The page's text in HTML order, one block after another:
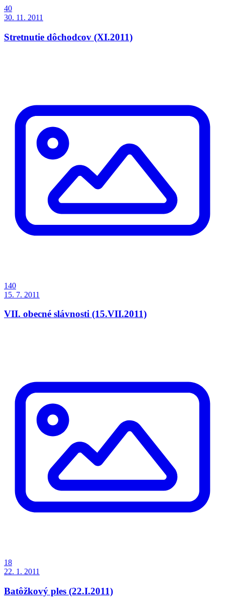
40
30. 11. 2011
Stretnutie dôchodcov (XI.2011)
140
15. 7. 2011
VII. obecné slávnosti (15.VII.2011)
18
22. 1. 2011
Batôžkový ples (22.I.2011)